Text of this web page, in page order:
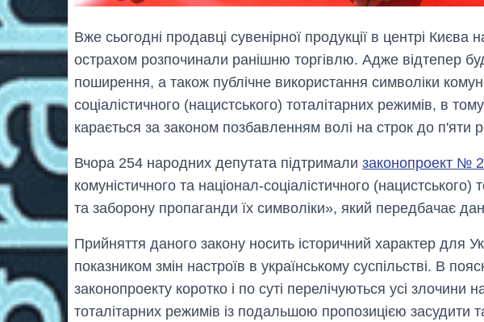
Вже сьогодні продавці сувенірної продукції в центрі Києва
острахом розпочинали ранішню торгівлю. Адже відтепер
поширення, а також публічне використання символіки
соціалістичного (нацистського) тоталітарних режимів, в
карається за законом позбавленням волі на строк до п'яти
Вчора 254 народних депутата підтримали законопроект №
комуністичного та націонал-соціалістичного (нацистського)
та заборону пропаганди їх символіки», який передбачає
Прийняття даного закону носить історичний характер для
показником змін настроїв в українському суспільстві. В
законопроекту коротко і по суті перелічуються усі злочини
тоталітарних режимів із подальшою пропозицією засудити